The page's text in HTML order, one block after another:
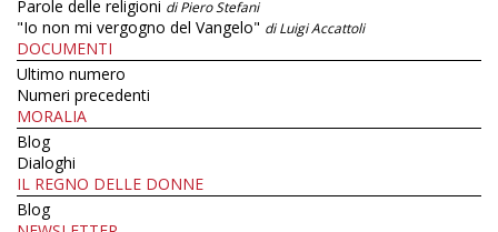
Parole delle religioni di Piero Stefani
"Io non mi vergogno del Vangelo" di Luigi Accattoli
DOCUMENTI
Ultimo numero
Numeri precedenti
MORALIA
Blog
Dialoghi
IL REGNO DELLE DONNE
Blog